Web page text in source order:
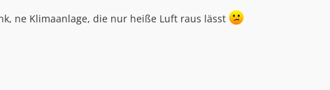
ne Klimaanlage, die nur heiße Luft raus lässt